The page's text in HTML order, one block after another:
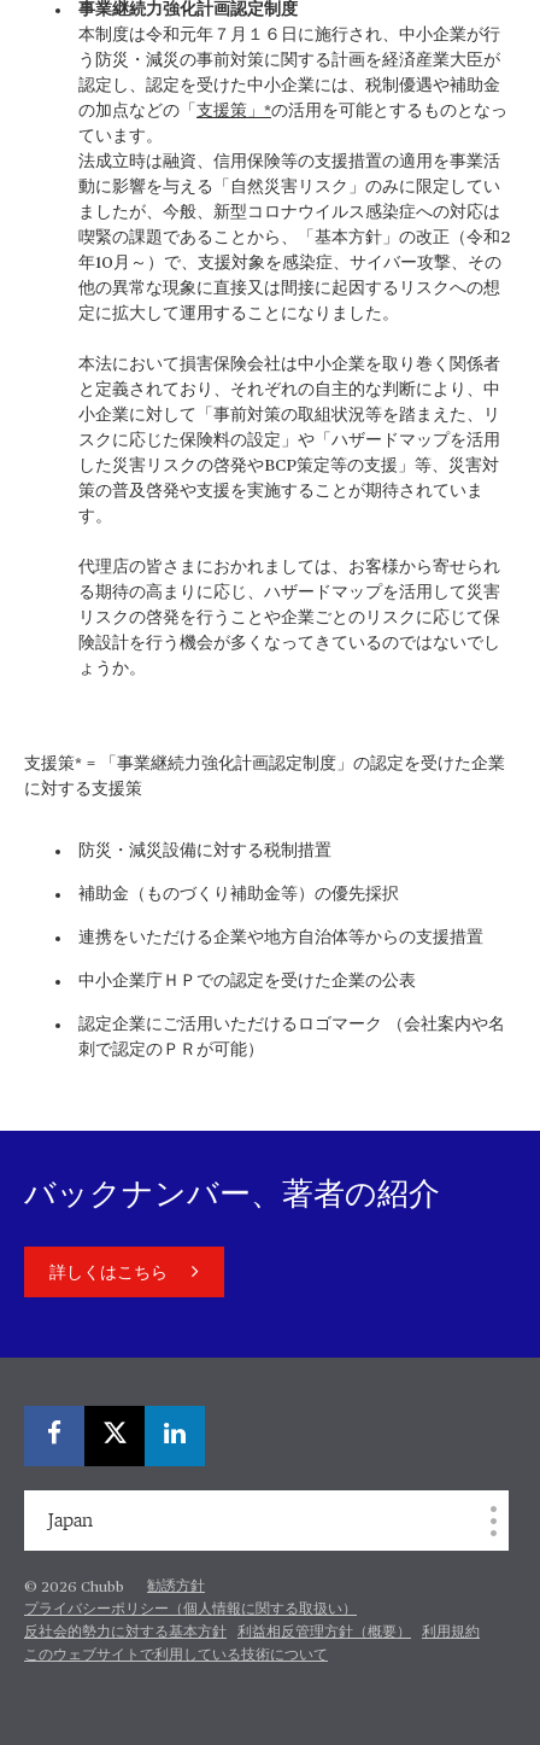
事業継続力強化計画認定制度
本制度は令和元年７月１６日に施行され、中小企業が行
う防災・減災の事前対策に関する計画を経済産業大臣が
認定し、認定を受けた中小企業には、税制優遇や補助金
の加点などの「 支援策」*の活用を可能とするものとなっ
ています。
法成立時は融資、信用保険等の支援措置の適用を事業活
動に影響を与える「自然災害リスク」のみに限定してい
ましたが、今般、新型コロナウイルス感染症への対応は
喫緊の課題であることから、「基本方針」の改正（令和2
年10月～）で、支援対象を感染症、サイバー攻撃、その
他の異常な現象に直接又は間接に起因するリスクへの想
定に拡大して運用することになりました。
本法において損害保険会社は中小企業を取り巻く関係者
と定義されており、それぞれの自主的な判断により、中
小企業に対して「事前対策の取組状況等を踏まえた、リ
スクに応じた保険料の設定」や「ハザードマップを活用
した災害リスクの啓発やBCP策定等の支援」等、災害対
策の普及啓発や支援を実施することが期待されていま
す。
代理店の皆さまにおかれましては、お客様から寄せられ
る期待の高まりに応じ、ハザードマップを活用して災害
リスクの啓発を行うことや企業ごとのリスクに応じて保
険設計を行う機会が多くなってきているのではないでし
ょうか。
支援策* = 「事業継続力強化計画認定制度」の認定を受けた企業
に対する支援策
防災・減災設備に対する税制措置
補助金（ものづくり補助金等）の優先採択
連携をいただける企業や地方自治体等からの支援措置
中小企業庁ＨＰでの認定を受けた企業の公表
認定企業にご活用いただけるロゴマーク （会社案内や名
刺で認定のＰＲが可能）
バックナンバー、著者の紹介
詳しくはこちら
Japan
© 2026 Chubb
勧誘方針
プライバシーポリシー（個人情報に関する取扱い）
反社会的勢力に対する基本方針
利益相反管理方針（概要）
利用規約
このウェブサイトで利用している技術について